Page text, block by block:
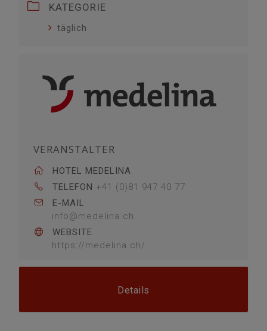
KATEGORIE
täglich
VERANSTALTER
HOTEL MEDELINA
TELEFON +41 (0)81 947 40 77
E-MAIL
info@medelina.ch
WEBSITE
https://medelina.ch/
Details